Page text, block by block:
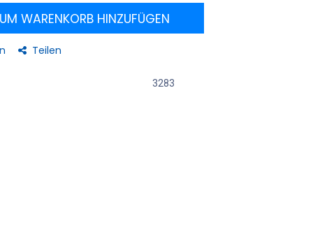
WARENKORB HINZUFÜGEN
Teilen
3283